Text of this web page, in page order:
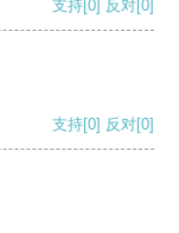
支持[0] 反对[0]
支持[0] 反对[0]